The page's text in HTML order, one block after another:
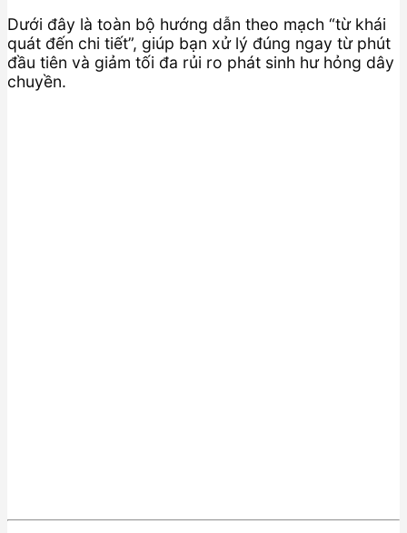
Dưới đây là toàn bộ hướng dẫn theo mạch “từ khái
quát đến chi tiết”, giúp bạn xử lý đúng ngay từ phút
đầu tiên và giảm tối đa rủi ro phát sinh hư hỏng dây
chuyền.